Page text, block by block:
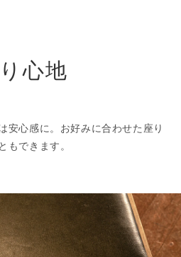
心地
安心感に。お好みに合わせた座り
もできます。